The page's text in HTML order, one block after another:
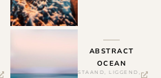
ABSTRACT
OCEAN
STAAND, LIGGEND ,